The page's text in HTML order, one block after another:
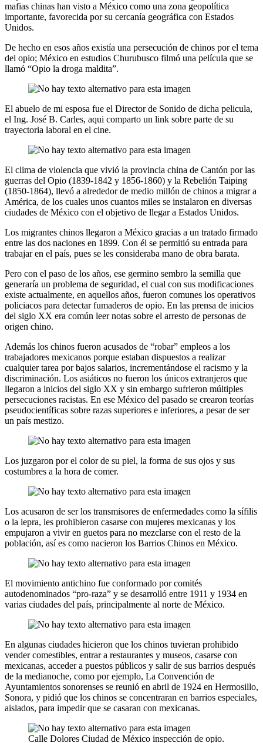
mafias chinas han visto a México como una zona geopolítica
importante, favorecida por su cercanía geográfica con Estados
Unidos.
De hecho en esos años existía una persecución de chinos por el tema
del opio; México en estudios Churubusco filmó una película que se
llamó “Opio la droga maldita”.
El abuelo de mi esposa fue el Director de Sonido de dicha pelicula,
el Ing. José B. Carles, aqui comparto un link sobre parte de su
trayectoria laboral en el cine.
El clima de violencia que vivió la provincia china de Cantón por las
guerras del Opio (1839-1842 y 1856-1860) y la Rebelión Taiping
(1850-1864), llevó a alrededor de medio millón de chinos a migrar a
América, de los cuales unos cuantos miles se instalaron en diversas
ciudades de México con el objetivo de llegar a Estados Unidos.
Los migrantes chinos llegaron a México gracias a un tratado firmado
entre las dos naciones en 1899. Con él se permitió su entrada para
trabajar en el país, pues se les consideraba mano de obra barata.
Pero con el paso de los años, ese germino sembro la semilla que
generaría un problema de seguridad, el cual con sus modificaciones
existe actualmente, en aquellos años, fueron comunes los operativos
policiacos para detectar fumaderos de opio. En las prensa de inicios
del siglo XX era común leer notas sobre el arresto de personas de
origen chino.
Además los chinos fueron acusados de “robar” empleos a los
trabajadores mexicanos porque estaban dispuestos a realizar
cualquier tarea por bajos salarios, incrementándose el racismo y la
discriminación. Los asiáticos no fueron los únicos extranjeros que
llegaron a inicios del siglo XX y sin embargo sufrieron múltiples
persecuciones racistas. En ese México del pasado se crearon teorías
pseudocientíficas sobre razas superiores e inferiores, a pesar de ser
un país mestizo.
Los juzgaron por el color de su piel, la forma de sus ojos y sus
costumbres a la hora de comer.
Los acusaron de ser los transmisores de enfermedades como la sífilis
o la lepra, les prohibieron casarse con mujeres mexicanas y los
empujaron a vivir en guetos para no mezclarse con el resto de la
población, así es como nacieron los Barrios Chinos en México.
El movimiento antichino fue conformado por comités
autodenominados “pro-raza” y se desarrolló entre 1911 y 1934 en
varias ciudades del país, principalmente al norte de México.
En algunas ciudades hicieron que los chinos tuvieran prohibido
vender comestibles, entrar a restaurantes y museos, casarse con
mexicanas, acceder a puestos públicos y salir de sus barrios después
de la medianoche, como por ejemplo, La Convención de
Ayuntamientos sonorenses se reunió en abril de 1924 en Hermosillo,
Sonora, y pidió que los chinos se concentraran en barrios especiales,
aislados, para impedir que se casaran con mexicanas.
Calle Dolores Ciudad de México inspección de opio.